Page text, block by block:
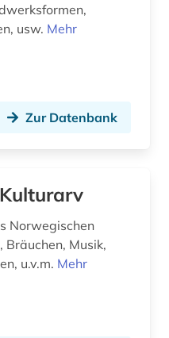
usw. Mehr
Zur Datenbank
Norwegischen
Musik,
u.v.m. Mehr